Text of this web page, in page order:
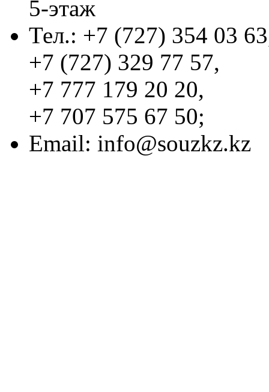
5-этаж
Тел.: +7 (727) 354 03
+7 (727) 329 77 57,
+7 777 179 20 20,
+7 707 575 67 50;
Email: info@souzkz.kz